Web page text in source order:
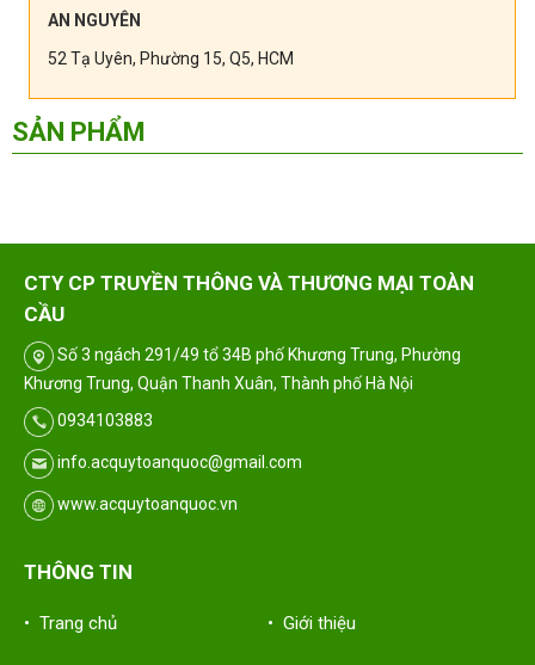
AN NGUYÊN
52 Tạ Uyên, Phường 15, Q5, HCM
SẢN PHẨM
CTY CP TRUYỀN THÔNG VÀ THƯƠNG MẠI TOÀN
CẦU
Số 3 ngách 291/49 tổ 34B phố Khương Trung, Phường
Khương Trung, Quận Thanh Xuân, Thành phố Hà Nội
0934103883
info.acquytoanquoc@gmail.com
www.acquytoanquoc.vn
THÔNG TIN
• Trang chủ • Giới thiệu